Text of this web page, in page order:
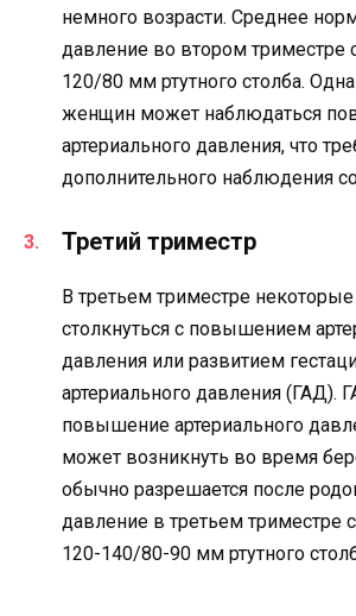
немного возрасти. Среднее
давление во втором триместре
120/80 мм ртутного столба.
женщин может наблюдаться
артериального давления, что
дополнительного наблюдения
Третий триместр
В третьем триместре
столкнуться с повышением
давления или развитием
артериального давления (ГАД).
повышение артериального
может возникнуть во время
обычно разрешается после
давление в третьем триместре
120-140/80-90 мм ртутного